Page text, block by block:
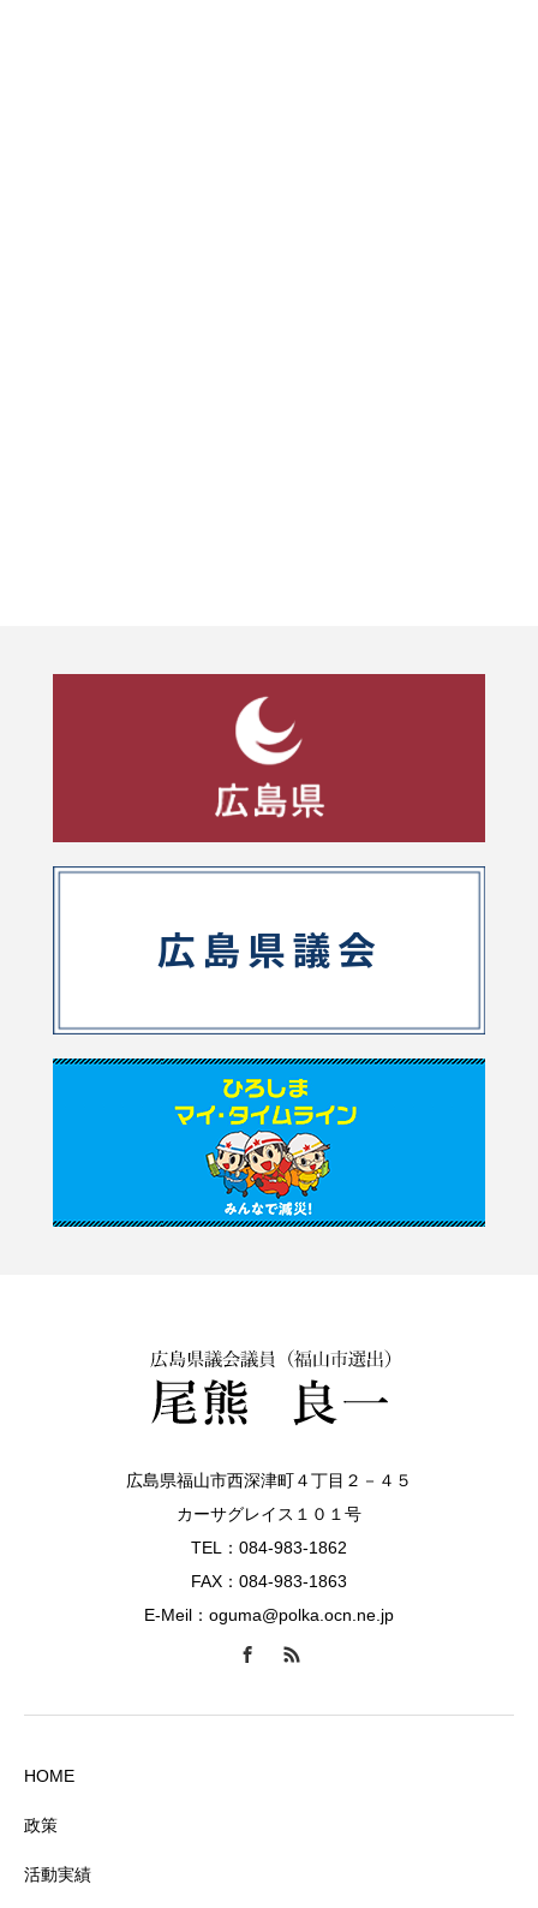
広島県福山市西深津町４丁目２－４５
カーサグレイス１０１号
TEL：084-983-1862
FAX：084-983-1863
E-Meil：oguma@polka.ocn.ne.jp
HOME
政策
活動実績